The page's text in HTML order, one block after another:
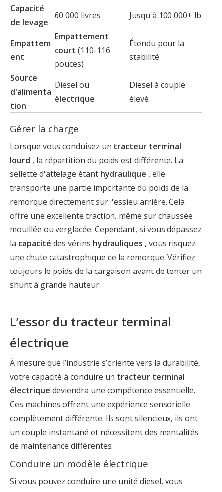
Capacité
de levage
60 000 livres Jusqu'à 100 000+ lb
Empattem
ent
Empattement
court (110-116
pouces)
Étendu pour la
stabilité
Source
d'alimenta
tion
Diesel ou
électrique
Diesel à couple
élevé
Gérer la charge
Lorsque vous conduisez un tracteur terminal
lourd , la répartition du poids est différente. La
sellette d'attelage étant hydraulique , elle
transporte une partie importante du poids de la
remorque directement sur l'essieu arrière. Cela
offre une excellente traction, même sur chaussée
mouillée ou verglacée. Cependant, si vous dépassez
la capacité des vérins hydrauliques , vous risquez
une chute catastrophique de la remorque. Vérifiez
toujours le poids de la cargaison avant de tenter un
shunt à grande hauteur.
L’essor du tracteur terminal
électrique
À mesure que l’industrie s’oriente vers la durabilité,
votre capacité à conduire un tracteur terminal
électrique deviendra une compétence essentielle.
Ces machines offrent une expérience sensorielle
complètement différente. Ils sont silencieux, ils ont
un couple instantané et nécessitent des mentalités
de maintenance différentes.
Conduire un modèle électrique
Si vous pouvez conduire une unité diesel, vous